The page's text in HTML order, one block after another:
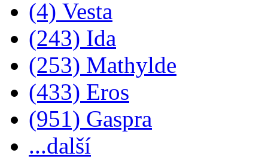
(4) Vesta
(243) Ida
(253) Mathylde
(433) Eros
(951) Gaspra
...další